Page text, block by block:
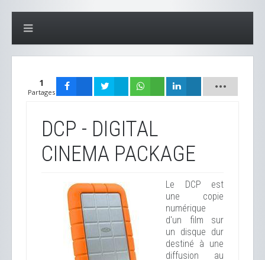
1
Partages
DCP - DIGITAL
CINEMA PACKAGE
Le DCP est
une copie
numérique
d'un film sur
un disque dur
destiné à une
diffusion au